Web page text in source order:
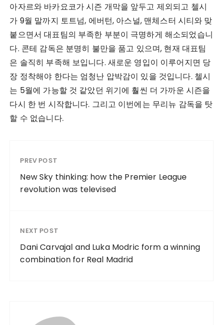
아자르와 바카요코가 시즌 개막을 앞두고 제외되고 첼시
가 9월 말까지 토트넘, 에버턴, 아스널, 맨체스터 시티와 맞
붙으면서 대표팀의 부족한 부분이 극명하게 해소되었습니
다. 콘테 감독은 분명히 불만을 품고 있으며, 현재 대표팀
은 솔직히 부족해 보입니다. 새로운 영입이 이루어지면 당
장 정착해야 한다는 엄청난 압박감이 있을 것입니다. 첼시
는 5월에 가능할 것 같았던 위기에 훨씬 더 가까운 시즌을
다시 한 번 시작합니다. 그리고 이번에는 무리뉴 감독을 탓
할 수 없습니다.
PREV POST
New Sky thinking: how the Premier League
revolution was televised
NEXT POST
Dani Carvajal and Luka Modric form a winning
combination for Real Madrid